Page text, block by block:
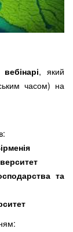
вебінарі, який
часом) на
та